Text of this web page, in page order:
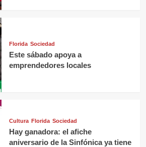
Florida Sociedad
Este sábado apoya a
emprendedores locales
Cultura Florida Sociedad
Hay ganadora: el afiche
aniversario de la Sinfónica ya tiene